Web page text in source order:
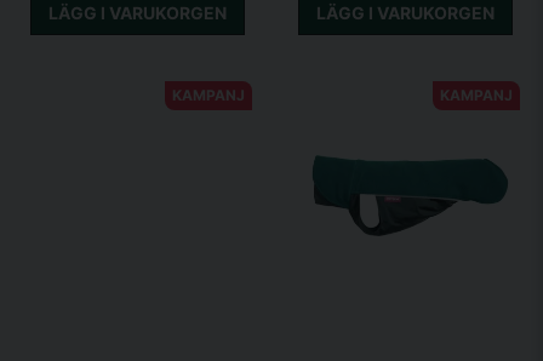
34
LÄGG I VARUKORGEN LÄGG I VARUKORGEN
KAMPANJ KAMPANJ